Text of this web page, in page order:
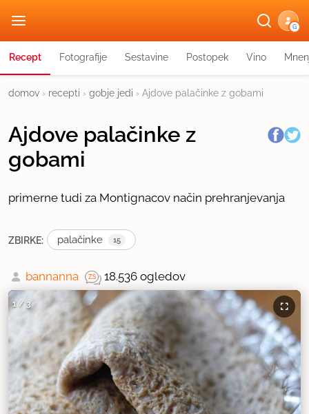
G
Recept Fotografije Sestavine Postopek Vino
domov › recepti › gobje jedi › Ajdove palačinke z gobami
Ajdove palačinke z
gobami
primerne tudi za Montignacov način prehranjevanja
ZBIRKE: palačinke 15
bannanna 18.536 ogledov
1 / 3